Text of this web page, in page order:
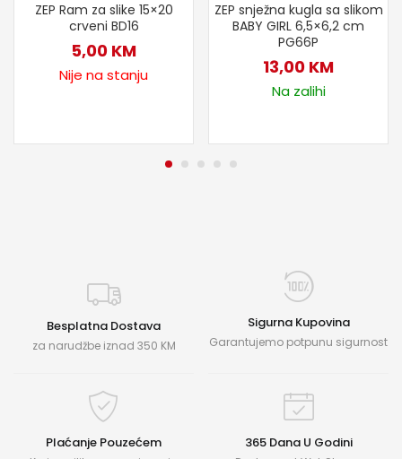
ZEP Ram za slike 15×20
crveni BD16
5,00 KM
Nije na stanju
ZEP snježna kugla sa slikom
BABY GIRL 6,5×6,2 cm
PG66P
13,00 KM
Na zalihi
Besplatna Dostava
za narudžbe iznad 350 KM
Sigurna Kupovina
Garantujemo potpunu sigurnost
Plaćanje Pouzećem 365 Dana U Godini